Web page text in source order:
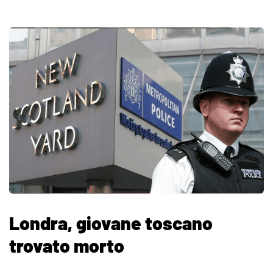
Londra, giovane toscano
trovato morto